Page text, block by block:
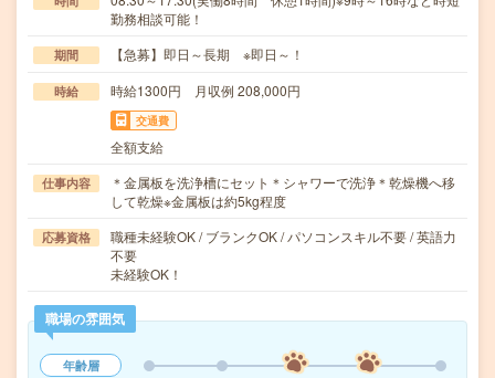
勤務相談可能！
期間 【急募】即日～長期 ※即日～！
時給 時給1300円 月収例 208,000円
交通費
全額支給
仕事内容
＊金属板を洗浄槽にセット＊シャワーで洗浄＊乾燥機へ移
して乾燥※金属板は約5kg程度
応募資格
職種未経験OK / ブランクOK / パソコンスキル不要 / 英語力
不要
未経験OK！
職場の雰囲気
年齢層